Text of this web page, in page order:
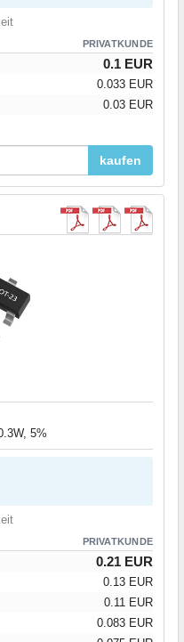
PRIVATKUNDE
0.1 EUR
0.033 EUR
0.03 EUR
kaufen
5%
PRIVATKUNDE
0.21 EUR
0.13 EUR
0.11 EUR
0.083 EUR